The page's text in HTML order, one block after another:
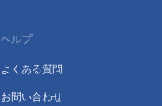
ヘルプ
よくある質問
お問い合わせ